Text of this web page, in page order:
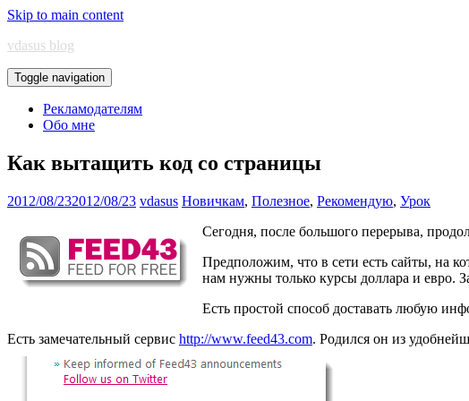
Skip to main content
vdasus blog
Toggle navigation
Рекламодателям
Обо мне
Как вытащить код со страницы
2012/08/232012/08/23 vdasus Новичкам, Полезное, Рекомендую, Урок
Сегодня, после большого перерыва,
Предположим, что в сети есть сайты, на
нам нужны только курсы доллара и евро.
Есть простой способ доставать любую
Есть замечательный сервис http://www.feed43.com. Родился он из